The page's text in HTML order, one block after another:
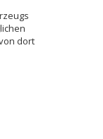
dort